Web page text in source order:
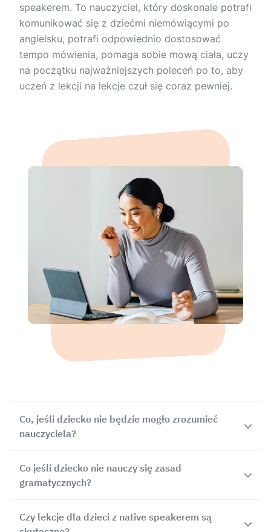
speakerem. To nauczyciel, który doskonale potrafi
komunikować się z dziećmi niemówiącymi po
angielsku, potrafi odpowiednio dostosować
tempo mówienia, pomaga sobie mową ciała, uczy
na początku najważniejszych poleceń po to, aby
uczeń z lekcji na lekcje czuł się coraz pewniej.
Co, jeśli dziecko nie będzie mogło zrozumieć
nauczyciela?
W zrozumieniu native speakera pomocne będą
atrakcyjne materiały, jak i metoda TPR (total
która polega na uczeniu nowych słów i zwrotów
poprzez ruch i zachęcanie dzieci do wykonywania
Co jeśli dziecko nie nauczy się zasad
gramatycznych?
Native speaker nie musi “tłumaczyć” gramatyki,
on uczy jej w kontekście. Dzięki temu, dzieci w
Czy lekcje dla dzieci z native speakerem są